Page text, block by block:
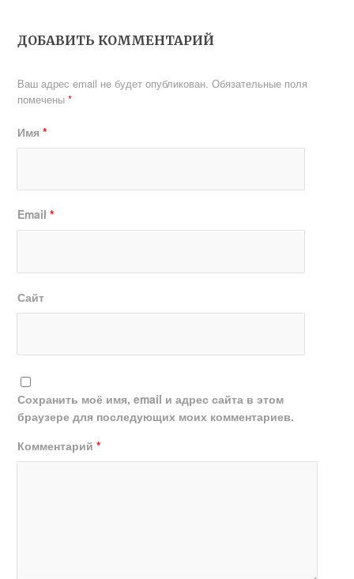
ДОБАВИТЬ КОММЕНТАРИЙ
Ваш адрес email не будет опубликован. Обязательные поля
помечены*
Имя*
Email*
Сайт
Сохранить моё имя, email и адрес сайта в этом
браузере для последующих моих комментариев.
Комментарий*